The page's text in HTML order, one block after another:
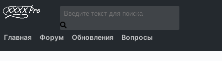
Главная Форум Обновления Вопросы